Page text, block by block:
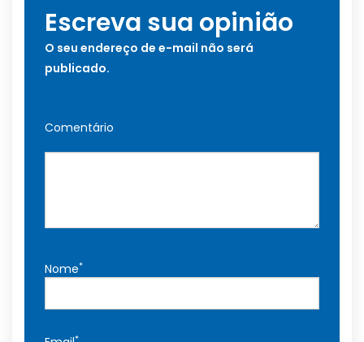
Escreva sua opinião
O seu endereço de e-mail não será
publicado.
Comentário
Nome*
*